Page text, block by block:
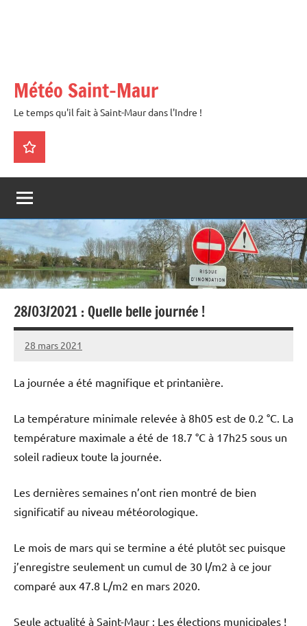
Météo Saint-Maur
Le temps qu'il fait à Saint-Maur dans l'Indre !
La
météo
en
28/03/2021 : Quelle belle journée !
28 mars 2021
Patrice
La journée a été magnifique et printanière.
La température minimale relevée à 8h05 est de 0.2 °C. La
température maximale a été de 18.7 °C à 17h25 sous un
soleil radieux toute la journée.
Les dernières semaines n’ont rien montré de bien
significatif au niveau météorologique.
Le mois de mars qui se termine a été plutôt sec puisque
j’enregistre seulement un cumul de 30 l/m2 à ce jour
comparé aux 47.8 L/m2 en mars 2020.
Seule actualité à Saint-Maur : Les élections municipales !